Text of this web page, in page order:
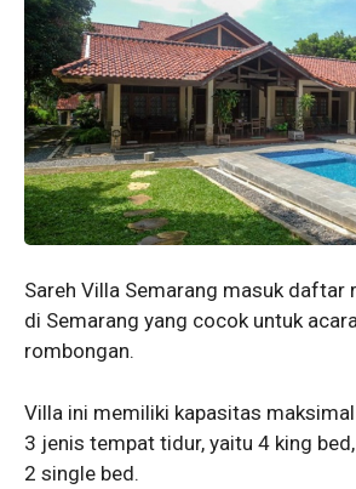
Sareh Villa Semarang masuk daftar
di Semarang yang cocok untuk
rombongan.
Villa ini memiliki kapasitas
3 jenis tempat tidur, yaitu 4 king
2 single bed.